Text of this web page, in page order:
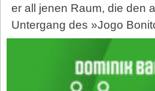
er all jenen Raum, die den
Untergang des »Jogo